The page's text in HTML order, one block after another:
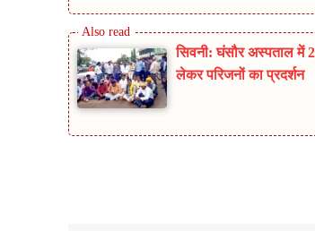
सिवनी: घंसौर अस्पताल में
लेकर परिजनों का प्रदर्शन